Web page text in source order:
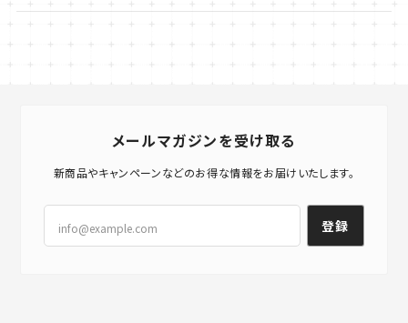
メールマガジンを受け取る
新商品やキャンペーンなどのお得な情報をお届けいたします。
登録